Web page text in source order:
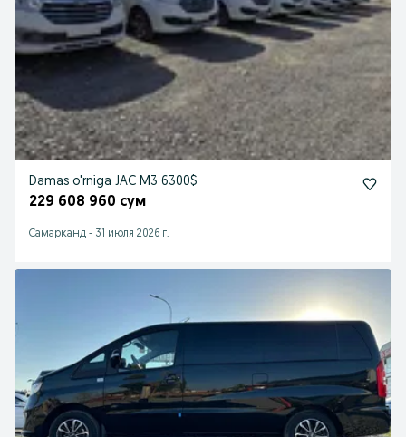
Damas o'rniga JAC M3 6300$
229 608 960 сум
Самарканд - 31 июля 2026 г.